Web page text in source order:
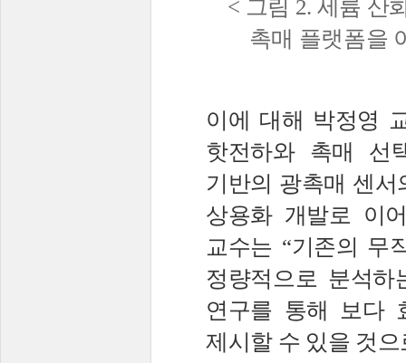
< 그림 2. 세륨 산
촉매 플랫폼을
이에 대해 박정영
핫전하와 촉매 선
기반의 광촉매 센
상용화 개발로 이
교수는 “기존의 무
정량적으로 분석
연구를 통해 보다
제시할 수 있을 것